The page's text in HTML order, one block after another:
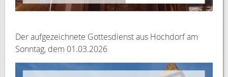
Der aufgezeichnete Gottesdienst aus Hochdorf am
Sonntag, dem 01.03.2026